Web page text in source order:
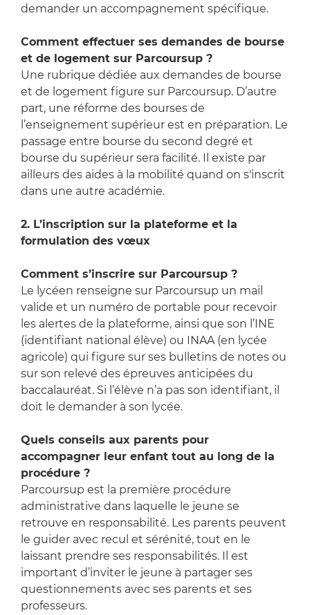
demander un accompagnement spécifique.
Comment effectuer ses demandes de bourse
et de logement sur Parcoursup ?
Une rubrique dédiée aux demandes de bourse
et de logement figure sur Parcoursup. D’autre
part, une réforme des bourses de
l’enseignement supérieur est en préparation. Le
passage entre bourse du second degré et
bourse du supérieur sera facilité. Il existe par
ailleurs des aides à la mobilité quand on s'inscrit
dans une autre académie.
2. L’inscription sur la plateforme et la
formulation des vœux
Comment s’inscrire sur Parcoursup ?
Le lycéen renseigne sur Parcoursup un mail
valide et un numéro de portable pour recevoir
les alertes de la plateforme, ainsi que son l’INE
(identifiant national élève) ou INAA (en lycée
agricole) qui figure sur ses bulletins de notes ou
sur son relevé des épreuves anticipées du
baccalauréat. Si l’élève n’a pas son identifiant, il
doit le demander à son lycée.
Quels conseils aux parents pour
accompagner leur enfant tout au long de la
procédure ?
Parcoursup est la première procédure
administrative dans laquelle le jeune se
retrouve en responsabilité. Les parents peuvent
le guider avec recul et sérénité, tout en le
laissant prendre ses responsabilités. Il est
important d’inviter le jeune à partager ses
questionnements avec ses parents et ses
professeurs.